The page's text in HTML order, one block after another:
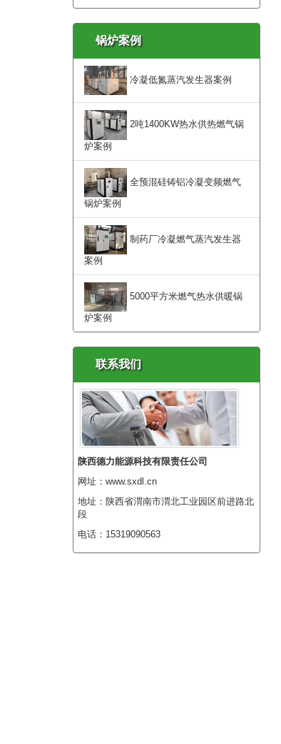
锅炉案例
冷凝低氮蒸汽发生器案例
2吨1400KW热水供热燃气锅
炉案例
全预混硅铸铝冷凝变频燃气
锅炉案例
制药厂冷凝燃气蒸汽发生器
案例
5000平方米燃气热水供暖锅
炉案例
联系我们
陕西德力能源科技有限责任公司
网址：www.sxdl.cn
地址：陕西省渭南市渭北工业园区前进路北
段
电话：15319090563